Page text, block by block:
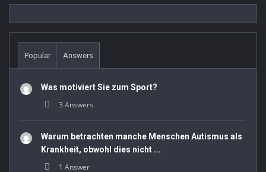
Popular Answers
Was motiviert Sie zum Sport?
3 Answers
Warum betrachten manche Menschen Autismus als
Krankheit, obwohl dies nicht ...
1 Answer